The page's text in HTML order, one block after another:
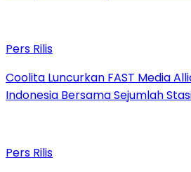
Pers Rilis
Coolita Luncurkan FAST Media
Indonesia Bersama Sejumlah
Pers Rilis